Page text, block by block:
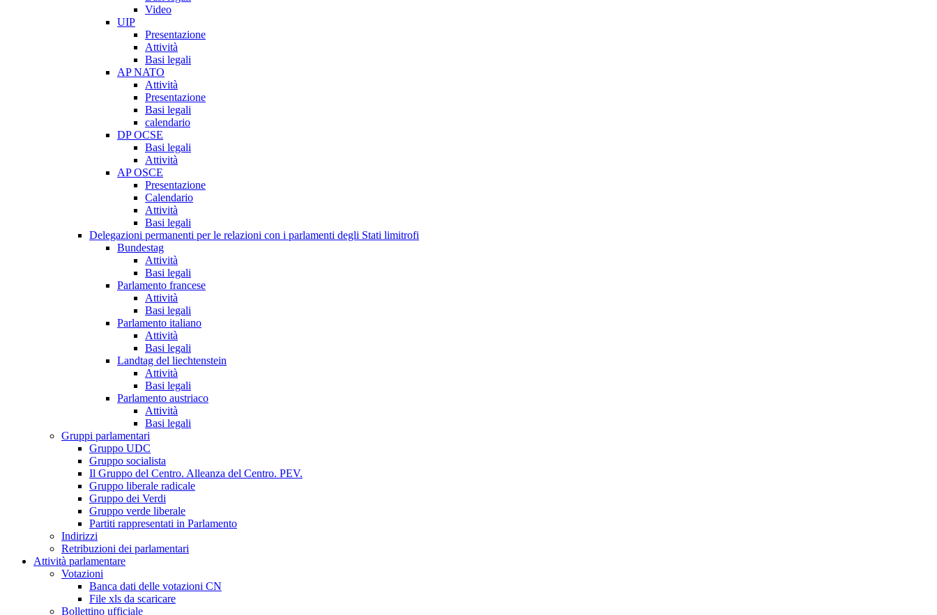
Video
UIP
Presentazione
Attività
Basi legali
AP NATO
Attività
Presentazione
Basi legali
calendario
DP OCSE
Basi legali
Attività
AP OSCE
Presentazione
Calendario
Attività
Basi legali
Delegazioni permanenti per le relazioni con i parlamenti degli Stati limitrofi
Bundestag
Attività
Basi legali
Parlamento francese
Attività
Basi legali
Parlamento italiano
Attività
Basi legali
Landtag del liechtenstein
Attività
Basi legali
Parlamento austriaco
Attività
Basi legali
Gruppi parlamentari
Gruppo UDC
Gruppo socialista
Il Gruppo del Centro. Alleanza del Centro. PEV.
Gruppo liberale radicale
Gruppo dei Verdi
Gruppo verde liberale
Partiti rappresentati in Parlamento
Indirizzi
Retribuzioni dei parlamentari
Attività parlamentare
Votazioni
Banca dati delle votazioni CN
File xls da scaricare
Bollettino ufficiale